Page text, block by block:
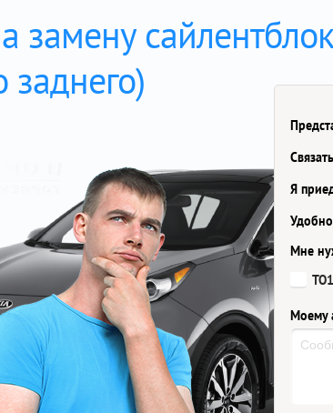
замену
заднего)
Я
Мне
ТО1
Моему